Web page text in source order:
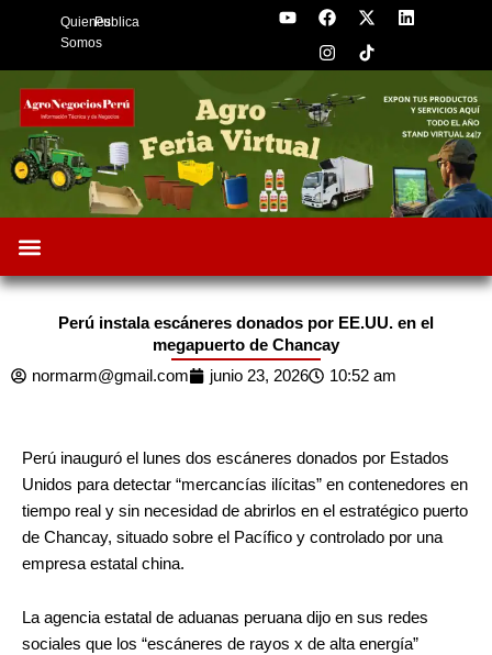
Quienes
Somos
Publica
Y
o
b
e
F
a
c
e
o
o
k
X
-
t
w
t
L
i
d
n
I
n
s
t
g
r
a
Perú instala escáneres donados por EE.UU. en el
megapuerto de Chancay
normarm@gmail.com
junio 23, 2026 10:52 am
Perú inauguró el lunes dos escáneres donados por Estados
Unidos para detectar “mercancías ilícitas” en contenedores en
tiempo real y sin necesidad de abrirlos en el estratégico puerto
de Chancay, situado sobre el Pacífico y controlado por una
empresa estatal china.
La agencia estatal de aduanas peruana dijo en sus redes
sociales que los “escáneres de rayos x de alta energía”